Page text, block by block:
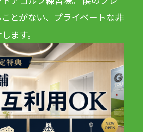
とがない、プライベートな非
ます。